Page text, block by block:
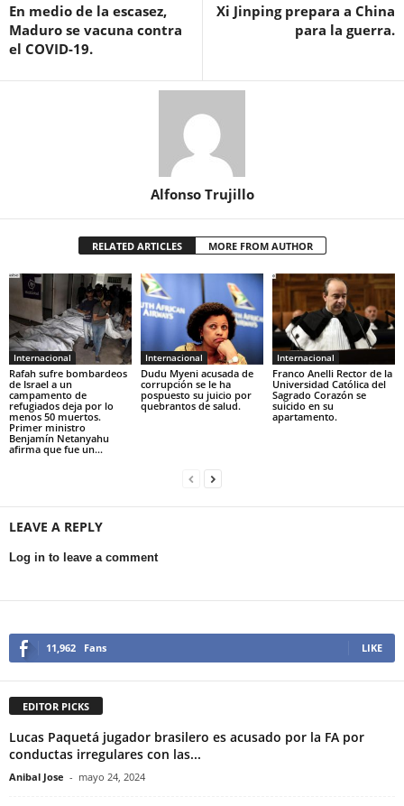
En medio de la escasez,
Maduro se vacuna contra
el COVID-19.
Xi Jinping prepara a China
para la guerra.
Alfonso Trujillo
RELATED ARTICLES MORE FROM AUTHOR
Internacional
Rafah sufre bombardeos
de Israel a un
campamento de
refugiados deja por lo
menos 50 muertos.
Primer ministro
Benjamín Netanyahu
afirma que fue un...
Internacional
Dudu Myeni acusada de
corrupción se le ha
pospuesto su juicio por
quebrantos de salud.
Internacional
Franco Anelli Rector de la
Universidad Católica del
Sagrado Corazón se
suicido en su
apartamento.
LEAVE A REPLY
Log in to leave a comment
11,962 Fans LIKE
EDITOR PICKS
Lucas Paquetá jugador brasilero es acusado por la FA por
conductas irregulares con las...
Anibal Jose - mayo 24, 2024